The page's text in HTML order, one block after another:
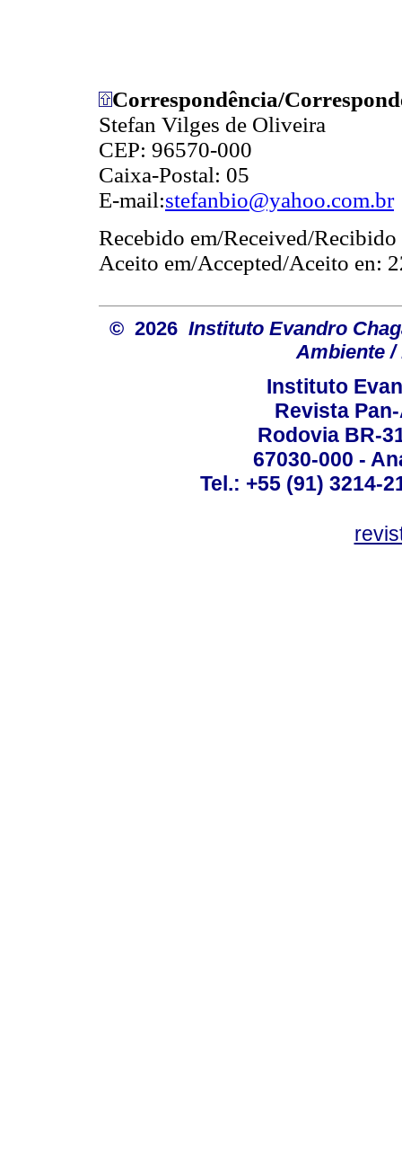
Correspondência/
Stefan Vilges de Oliveira
CEP: 96570-000
Caixa-Postal: 05
E-mail:stefanbio@yahoo.com.br
Recebido em/Received/
Aceito em/Accepted/Aceito en:
© 2026 Instituto Evandro
Ambiente /
Instituto
Revista
Rodovia BR-
67030-000 -
Tel.: +55 (91) 3214-